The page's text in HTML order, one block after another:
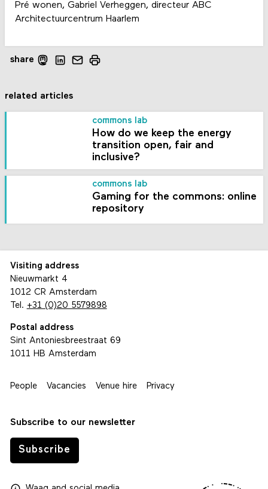
Pré wonen, Gabriel Verheggen, directeur ABC
Architectuurcentrum Haarlem
share
related articles
commons lab
How do we keep the energy
transition open, fair and
inclusive?
commons lab
Gaming for the commons: online
repository
Visiting address
Nieuwmarkt 4
1012 CR Amsterdam
Tel. +31 (0)20 5579898
Postal address
Sint Antoniesbreestraat 69
1011 HB Amsterdam
People Vacancies Venue hire Privacy
Subscribe to our newsletter
Subscribe